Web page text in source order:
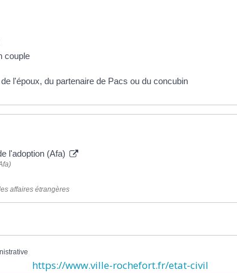
couple
l'époux, du partenaire de Pacs ou du concubin
l'adoption (Afa)
affaires étrangères
https://www.ville-rochefort.fr/etat-civil